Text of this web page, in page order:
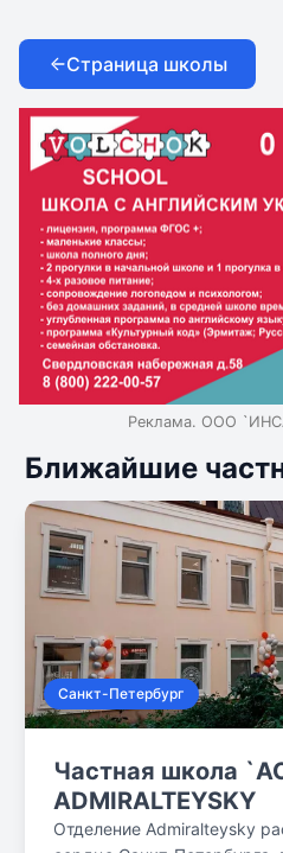
школа
Герценовского
университета 1 -
Страница школы
Реклама. ООО
Ближайшие
Санкт-Петербург
Частная школа
ADMIRALTEYSKY
Отделение Admiralteysky